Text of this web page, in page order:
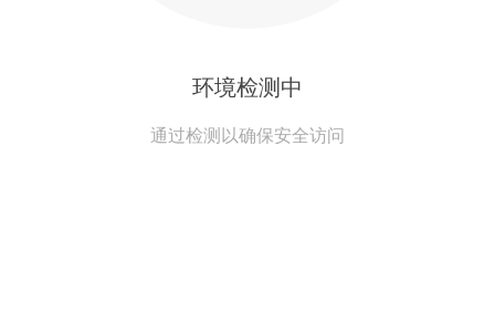
环境检测中
通过检测以确保安全访问